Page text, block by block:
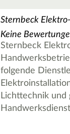
Sternbeck
Keine
Sternbeck
folgende
Lichttechnik und